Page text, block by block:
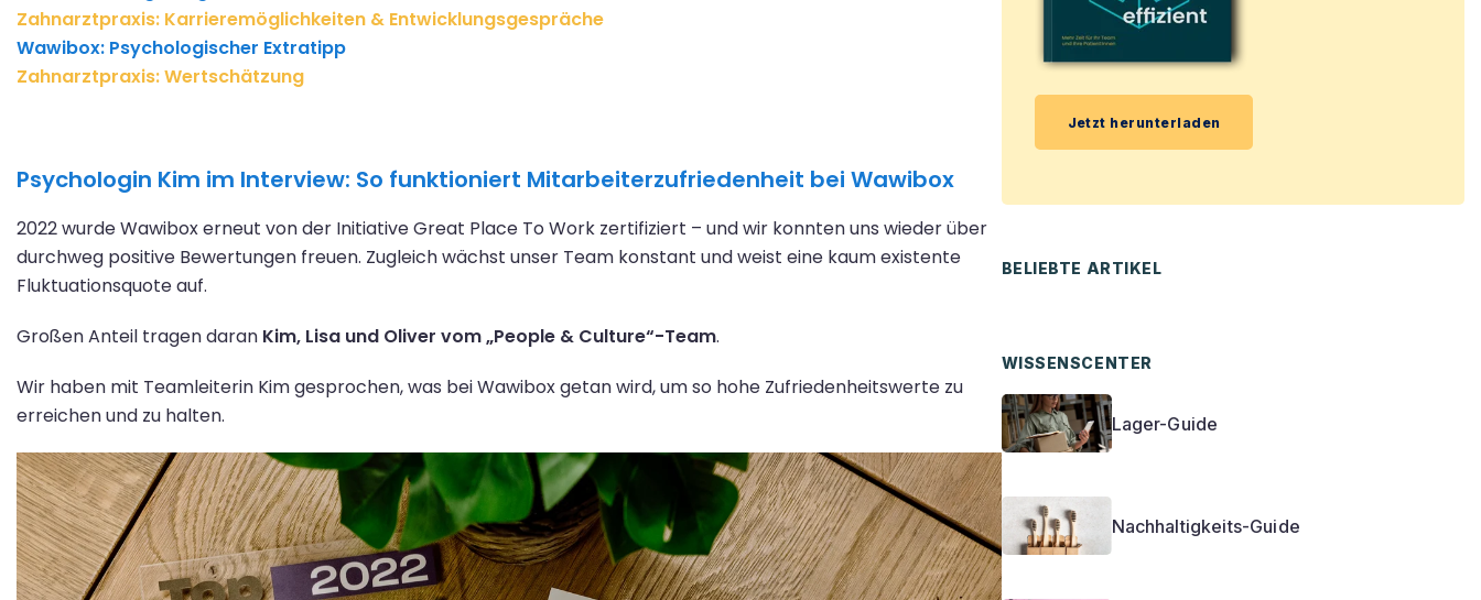
Zahnarztpraxis: Karrieremöglichkeiten & Entwicklungsgespräche
Wawibox: Psychologischer Extratipp
Zahnarztpraxis: Wertschätzung
Psychologin Kim im Interview: So funktioniert Mitarbeiterzufriedenheit bei Wawibox
2022 wurde Wawibox erneut von der Initiative Great Place To Work zertifiziert – und wir konnten uns wieder über
durchweg positive Bewertungen freuen. Zugleich wächst unser Team konstant und weist eine kaum existente
Fluktuationsquote auf.
Großen Anteil tragen daran Kim, Lisa und Oliver vom „People & Culture“-Team.
Wir haben mit Teamleiterin Kim gesprochen, was bei Wawibox getan wird, um so hohe Zufriedenheitswerte zu
erreichen und zu halten.
Jetzt herunterladen
BELIEBTE ARTIKEL
WISSENSCENTER
Lager-Guide
Nachhaltigkeits-Guide